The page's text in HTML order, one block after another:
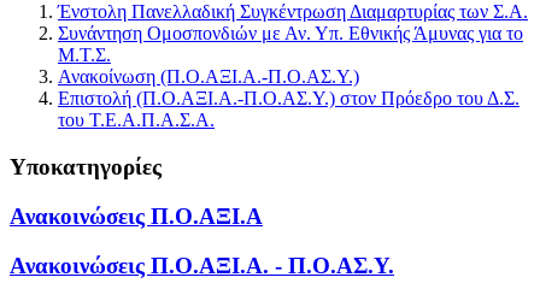
Ένστολη Πανελλαδική Συγκέντρωση Διαμαρτυρίας των Σ.Α.
Συνάντηση Ομοσπονδιών με Αν. Υπ. Εθνικής Άμυνας για το
Μ.Τ.Σ.
Ανακοίνωση (Π.Ο.ΑΞΙ.Α.-Π.Ο.ΑΣ.Υ.)
Επιστολή (Π.Ο.ΑΞΙ.Α.-Π.Ο.ΑΣ.Υ.) στον Πρόεδρο του Δ.Σ.
του Τ.Ε.Α.Π.Α.Σ.Α.
Υποκατηγορίες
Ανακοινώσεις Π.Ο.ΑΞΙ.Α
Ανακοινώσεις Π.Ο.ΑΞΙ.Α. - Π.Ο.ΑΣ.Υ.